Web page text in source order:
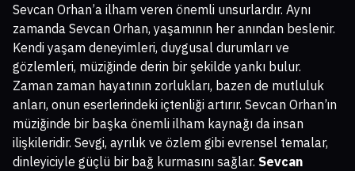
Sevcan Orhan’a ilham veren önemli unsurlardır. Aynı
zamanda Sevcan Orhan, yaşamının her anından beslenir.
Kendi yaşam deneyimleri, duygusal durumları ve
gözlemleri, müziğinde derin bir şekilde yankı bulur.
Zaman zaman hayatının zorlukları, bazen de mutluluk
anları, onun eserlerindeki içtenliği artırır. Sevcan Orhan’ın
müziğinde bir başka önemli ilham kaynağı da insan
ilişkileridir. Sevgi, ayrılık ve özlem gibi evrensel temalar,
dinleyiciyle güçlü bir bağ kurmasını sağlar. Sevcan